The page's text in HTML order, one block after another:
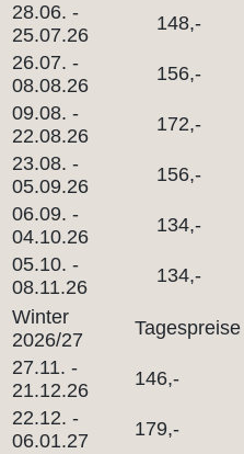
28.06. -
25.07.26
148,-
26.07. -
08.08.26
156,-
09.08. -
22.08.26
172,-
23.08. -
05.09.26
156,-
06.09. -
04.10.26
134,-
05.10. -
08.11.26
134,-
Winter
2026/27
Tagespreise
27.11. -
21.12.26
146,-
22.12. -
06.01.27
179,-